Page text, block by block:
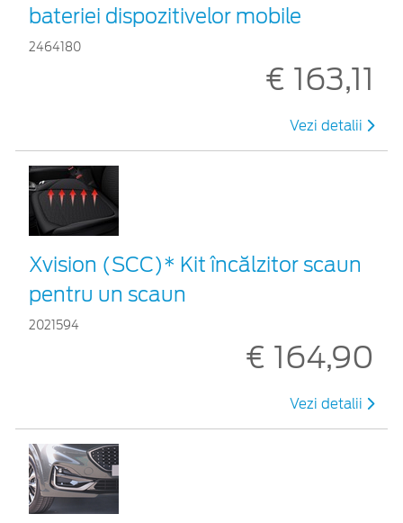
bateriei dispozitivelor mobile
2464180
€ 163,11
Vezi detalii
Xvision (SCC)* Kit încălzitor scaun
pentru un scaun
2021594
€ 164,90
Vezi detalii